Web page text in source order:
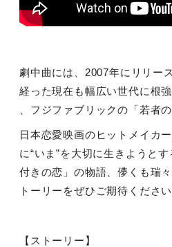
劇中曲には、 2007年にリリー
経った現在も幅広い世代に根
、フジファブリックの「若者
日本恋愛映画のヒットメイカ
に“いま”を大切に生きようと
付きの恋」の物語、儚くも瑞
トーリーをぜひご期待ください
【ストーリー】